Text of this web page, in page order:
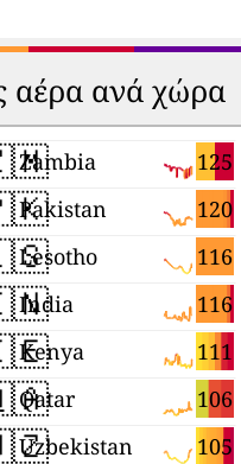
αέρα ανά χώρα
125
Zambia
120
Pakistan
116
Lesotho
116
India
111
Kenya
106
Qatar
105
Uzbekistan